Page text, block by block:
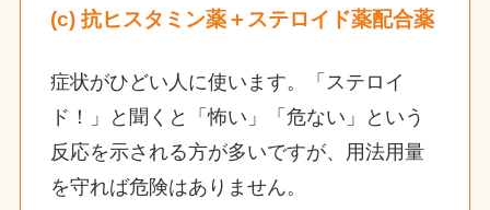
(c) 抗ヒスタミン薬＋ステロイド薬配合薬
症状がひどい人に使います。「ステロイ
ド！」と聞くと「怖い」「危ない」という
反応を示される方が多いですが、用法用量
を守れば危険はありません。